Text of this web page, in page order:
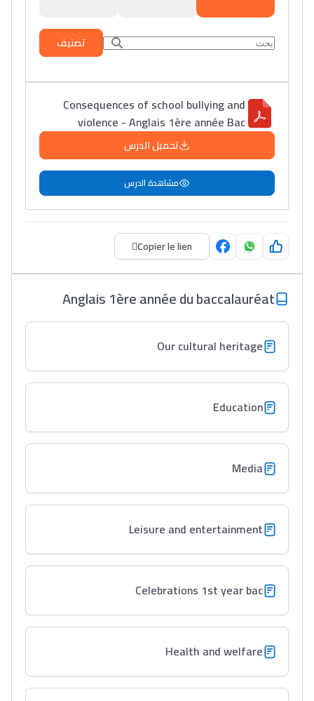
Lycée Maroc
Collège au Maroc
تصنيف
Consequences of school bullying and
violence - Anglais 1ère année Bac
تحميل الدرس
مشاهدة الدرس
Copier le lien
Anglais 1ère année du baccalauréat
Our cultural heritage
Education
Media
Leisure and entertainment
Celebrations 1st year bac
Health and welfare